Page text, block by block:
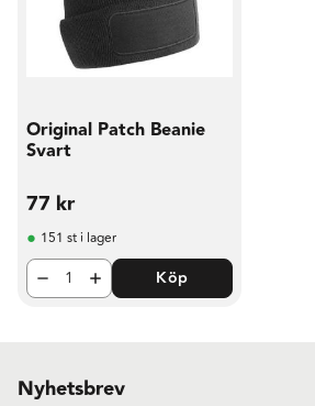
Original Patch Beanie
Svart
77 kr
151 st i lager
Köp
Nyhetsbrev